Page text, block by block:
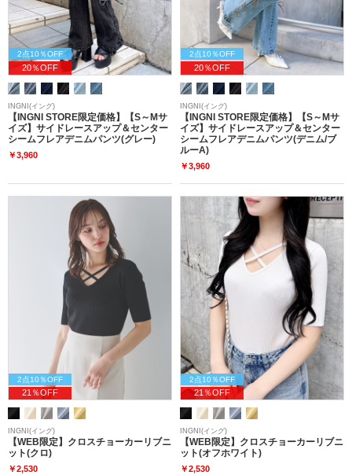
2点10％OFF
20％OFF
INGNI(イング)
【INGNI STORE限定価格】【S～Mサ
イズ】サイドレースアップ＆センター
シームフレアデニムパンツ(グレー)
￥3,960
2点10％OFF
20％OFF
INGNI(イング)
【INGNI STORE限定価格】【S～Mサ
イズ】サイドレースアップ＆センター
シームフレアデニムパンツ(デニム/ブ
ルーA)
￥3,960
2点10％OFF
21％OFF
INGNI(イング)
【WEB限定】クロスチョーカーリブニ
ット(クロ)
￥2,530
2点10％OFF
21％OFF
INGNI(イング)
【WEB限定】クロスチョーカーリブニ
ット(オフホワイト)
￥2,530